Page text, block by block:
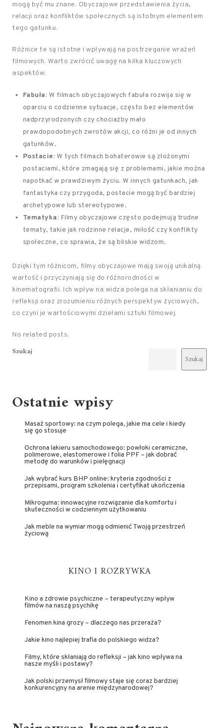
mogą być mu znane. Obyczajowe przedstawienia życia,
relacji oraz konfliktów społecznych są istotnym elementem
tego gatunku.
Różnice te są istotne i wpływają na postrzeganie wrażeń
filmowych. Warto zwrócić uwagę na kilka kluczowych
aspektów:
Fabuła: W filmach obyczajowych fabuła rozwija się w
oparciu o codzienne sytuacje, często bez elementów
nadprzyrodzonych czy chociażby mało
prawdopodobnych zwrotów akcji, co różni je od innych
gatunków.
Postacie: W tych filmach bohaterowie są złożonymi
postaciami, które zmagają się z problemami, jakie można
napotkać w prawdziwym życiu. W innych gatunkach, jak
fantastyka czy przygoda, postacie mogą być bardziej
archetypowe lub stereotypowe.
Tematyka: Filmy obyczajowe często podejmują trudne
tematy, takie jak rodzinne relacje, miłość czy konflikty
społeczne, co sprawia, że są bliskie widzom.
Dzięki tym różnicom, filmy obyczajowe mają swoją unikalną
wartość i przyczyniają się do różnorodności w
kinematografii. Ich wpływ na widza polega na skłanianiu do
refleksji oraz zrozumieniu różnych perspektyw życiowych,
co czyni je wartościowymi dziełami sztuki filmowej.
No related posts.
Szukaj
Szukaj
Ostatnie wpisy
Masaż sportowy: na czym polega, jakie ma cele i kiedy
się go stosuje
Ochrona lakieru samochodowego: powłoki ceramiczne,
polimerowe, elastomerowe i folia PPF – jak dobrać
metodę do warunków i pielęgnacji
Jak wybrać kurs BHP online: kryteria zgodności z
przepisami, program szkolenia i certyfikat ukończenia
Mikroguma: innowacyjne rozwiązanie dla komfortu i
skuteczności w codziennym użytkowaniu
Jak meble na wymiar mogą odmienić Twoją przestrzeń
życiową
KINO I ROZRYWKA
Kino a zdrowie psychiczne – terapeutyczny wpływ
filmów na naszą psychikę
Fenomen kina grozy – dlaczego nas przeraża?
Jakie kino najlepiej trafia do polskiego widza?
Filmy, które skłaniają do refleksji – jak kino wpływa na
nasze myśli i postawy?
Jak polski przemysł filmowy staje się coraz bardziej
konkurencyjny na arenie międzynarodowej?